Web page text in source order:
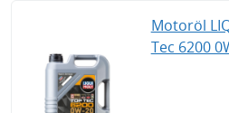
Motoröl
Tec 6200